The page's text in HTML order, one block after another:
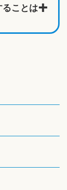
ことは